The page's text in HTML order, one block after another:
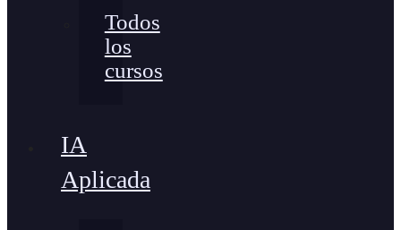
Todos
los
cursos
IA
Aplicada